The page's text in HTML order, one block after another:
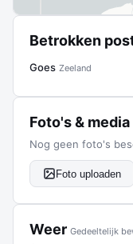
Betrokken
Goes Zeeland
Foto's & media
Nog geen foto's
Foto uploaden
Weer Gedeeltelijk